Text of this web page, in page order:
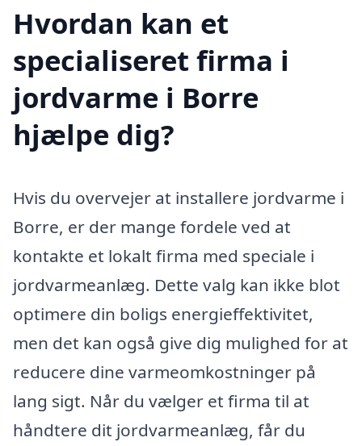
Hvordan kan et
specialiseret firma i
jordvarme i Borre
hjælpe dig?
Hvis du overvejer at installere jordvarme i
Borre, er der mange fordele ved at
kontakte et lokalt firma med speciale i
jordvarmeanlæg. Dette valg kan ikke blot
optimere din boligs energieffektivitet,
men det kan også give dig mulighed for at
reducere dine varmeomkostninger på
lang sigt. Når du vælger et firma til at
håndtere dit jordvarmeanlæg, får du